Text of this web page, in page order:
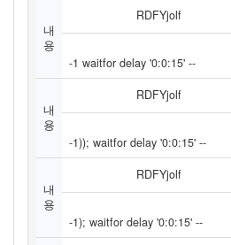
내
용
RDFYjolf
-1 waitfor delay '0:0:15' --
내
용
RDFYjolf
-1)); waitfor delay '0:0:15' --
내
용
RDFYjolf
-1); waitfor delay '0:0:15' --